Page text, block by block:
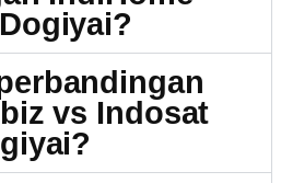
vs Indosat